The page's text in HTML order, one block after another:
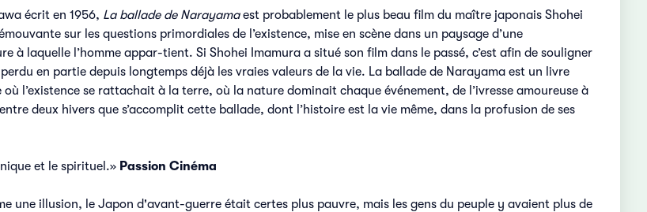
écrit en 1956, La ballade de Narayamaest probablement le plus beau film du maître japonais Shohei
sur les questions primordiales de l’existence, mise en scène dans un paysage d’une
à laquelle l’homme appar-tient. Si Shohei Imamura a situé son film dans le passé, c’est afin de souligner
en partie depuis longtemps déjà les vraies valeurs de la vie. La ballade de Narayama est un livre
où l’existence se rattachait à la terre, où la nature dominait chaque événement, de l’ivresse amoureuse à
deux hivers que s’accomplit cette ballade, dont l’histoire est la vie même, dans la profusion de ses
et le spirituel.» Passion Cinéma
une illusion, le Japon d'avant-guerre était certes plus pauvre, mais les gens du peuple y avaient plus de